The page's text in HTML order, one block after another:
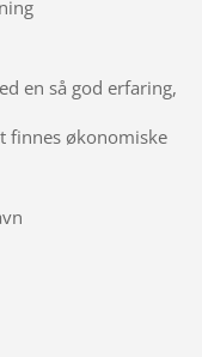
årsavslutning
en så god erfaring,
finnes økonomiske
i Abra Havn